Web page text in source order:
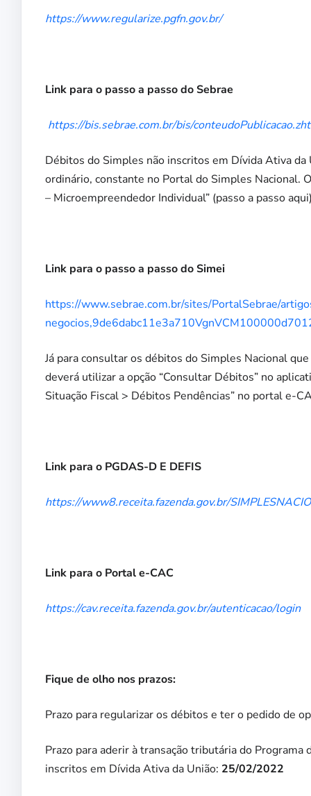
https://www.regularize.pgfn.gov.br/
Link para o passo a passo do Sebrae
https://bis.sebrae.com.br/bis/
Débitos do Simples não inscritos em Dívida Ativa
ordinário, constante no Portal do Simples Nacional.
– Microempreendedor Individual” (passo a passo
Link para o passo a passo do Simei
https://www.sebrae.com.br/sites/PortalSebrae/
Já para consultar os débitos do Simples Nacional
deverá utilizar a opção “Consultar Débitos” no
Situação Fiscal > Débitos Pendências” no portal e-
Link para o PGDAS-D E DEFIS
https://www8.receita.fazenda.gov.br/
Link para o Portal e-CAC
https://cav.receita.fazenda.gov.br/autenticacao/login
Fique de olho nos prazos:
Prazo para regularizar os débitos e ter o pedido de
Prazo para aderir à transação tributária do
inscritos em Dívida Ativa da União: 25/02/2022